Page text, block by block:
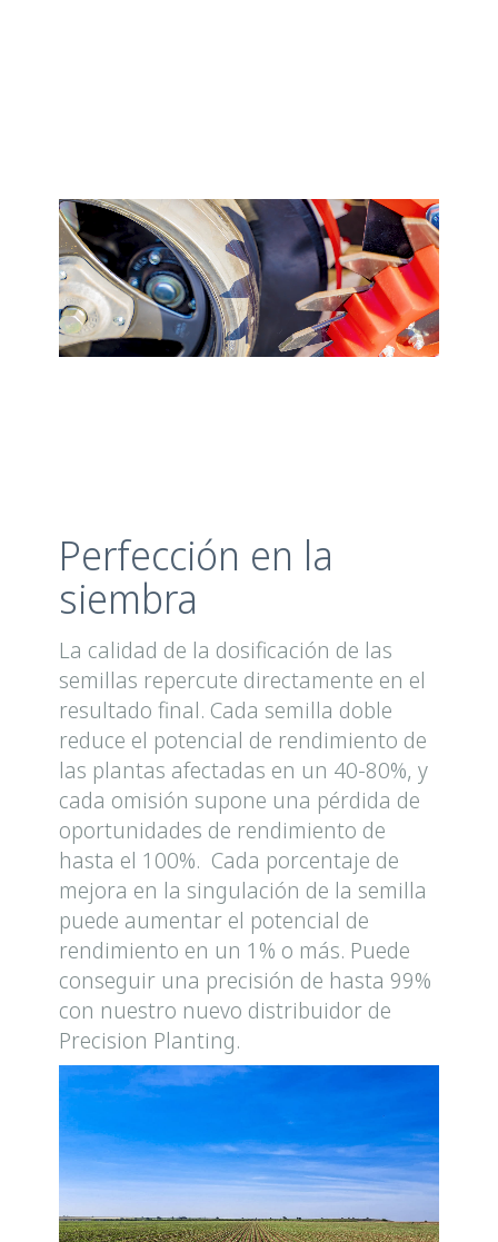
Perfección en la
siembra
La calidad de la dosificación de las
semillas repercute directamente en el
resultado final. Cada semilla doble
reduce el potencial de rendimiento de
las plantas afectadas en un 40-80%, y
cada omisión supone una pérdida de
oportunidades de rendimiento de
hasta el 100%. Cada porcentaje de
mejora en la singulación de la semilla
puede aumentar el potencial de
rendimiento en un 1% o más. Puede
conseguir una precisión de hasta 99%
con nuestro nuevo distribuidor de
Precision Planting.